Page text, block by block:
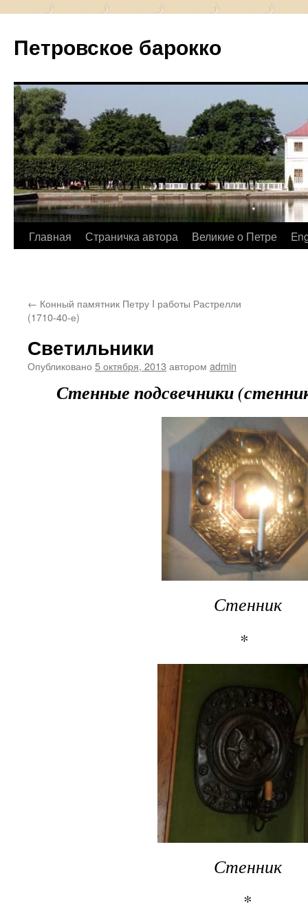
Петровское барокко
Перейти
Главная Страничка автора Великие о Петре
← Конный памятник Петру I работы Растрелли
(1710-40-е)
Светильники
Опубликовано 5 октября, 2013 автором admin
Стенные подсвечники
Стенник
*
Стенник
*